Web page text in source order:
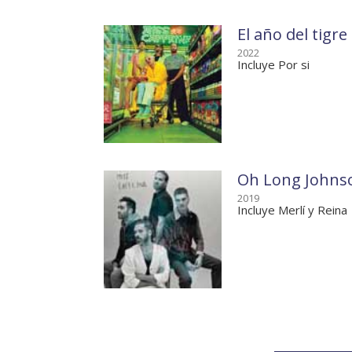
El año del tigre
2022
Incluye Por si
Oh Long
2019
Incluye Merlí y Reina